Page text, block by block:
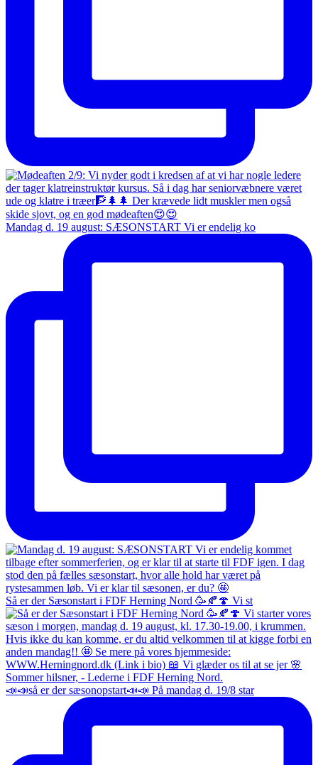
Mandag d. 19 august: SÆSONSTART Vi er endelig ko
Så er der Sæsonstart i FDF Herning Nord 🥳🍂🍄 Vi st
📣📣så er der sæsonopstart📣📣 På mandag d. 19/8 star